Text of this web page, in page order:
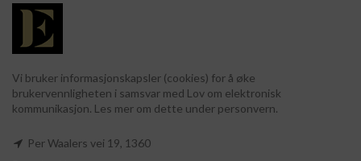
Vi bruker informasjonskapsler (cookies) for å øke
brukervennligheten i samsvar med Lov om elektronisk
kommunikasjon. Les mer om dette under personvern.
Per Waalers vei 19, 1360